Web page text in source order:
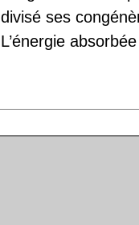
divisé ses
L’énergie